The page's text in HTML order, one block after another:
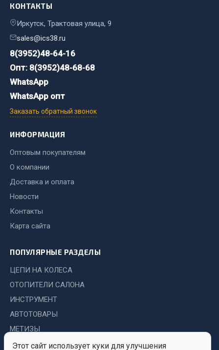
Весь раздел
Подшипники
Весь раздел
Стяжки, тросы, канаты
Стропы
Весь раздел
Автохимия
Abro
Chevron
Cosmo
Этот сайт использует куки для улучшения
КОНТАКТЫ
Иркутск, Трактовая улица, 9
sales@ics38.ru
8(3952)48-64-16
Опт: 8(3952)48-68-68
WhatsApp
WhatsApp опт
Заказать обратный звонок
ИНФОРМАЦИЯ
Оптовым покупателям
О компании
Доставка и оплата
Новости
Контакты
Карта сайта
ПОПУЛЯРНЫЕ РАЗДЕЛЫ
ЦЕПИ НА КОЛЕСА
ОТОПИТЕЛИ САЛОНА
ИНСТРУМЕНТ
АВТОТОВАРЫ
МЕТИЗЫ